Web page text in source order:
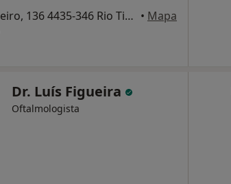
Largo do Mosteiro, 136 4435-346 Rio Tinto, Rio Tinto • Mapa
Dr. Luís Figueira
Oftalmologista